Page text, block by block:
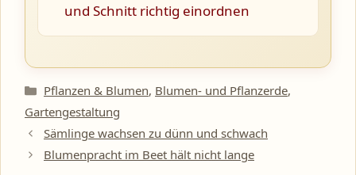
und Schnitt richtig einordnen
Kategorien
Pflanzen & Blumen, Blumen- und Pflanzerde,
Gartengestaltung
Sämlinge wachsen zu dünn und schwach
Blumenpracht im Beet hält nicht lange